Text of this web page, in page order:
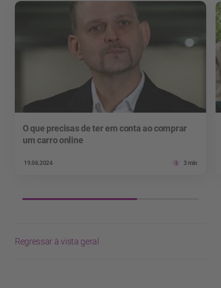
O que precisas de ter em conta ao comprar
um carro online
19.06.2024 3 min
Regressar à vista geral